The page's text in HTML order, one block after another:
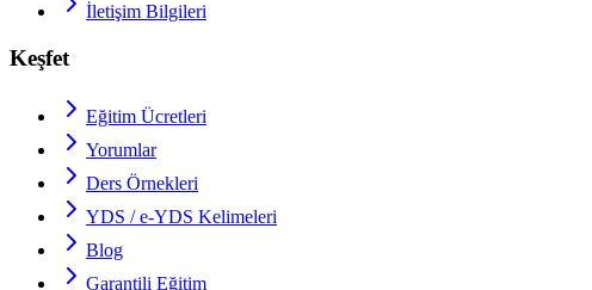
İletişim Bilgileri
Keşfet
Eğitim Ücretleri
Yorumlar
Ders Örnekleri
YDS / e-YDS Kelimeleri
Blog
Garantili Eğitim